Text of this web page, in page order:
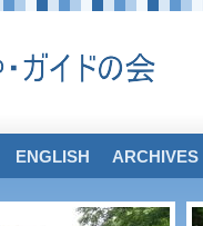
ENGLISH ARCHIVES